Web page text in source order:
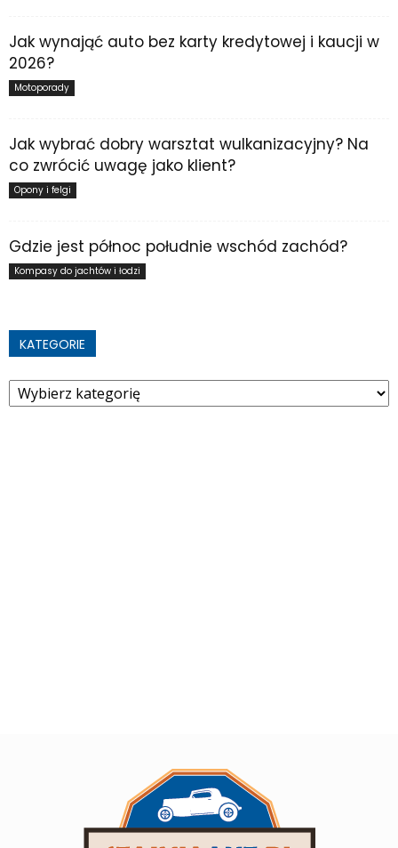
Jak wynająć auto bez karty kredytowej i kaucji w
2026?
Motoporady
Jak wybrać dobry warsztat wulkanizacyjny? Na
co zwrócić uwagę jako klient?
Opony i felgi
Gdzie jest północ południe wschód zachód?
Kompasy do jachtów i łodzi
KATEGORIE
Kategorie